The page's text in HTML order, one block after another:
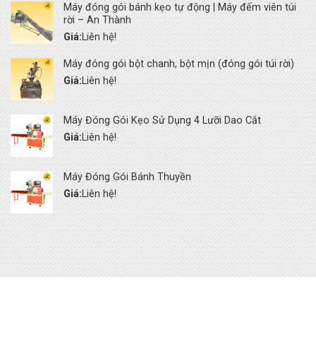
Máy đóng gói bánh kẹo tự động | Máy đếm viên túi
rời – An Thành
Giá:Liên hệ!
Máy đóng gói bột chanh, bột mịn (đóng gói túi rời)
Giá:Liên hệ!
Máy Đóng Gói Kẹo Sử Dụng 4 Lưỡi Dao Cắt
Giá:Liên hệ!
Máy Đóng Gói Bánh Thuyền
Giá:Liên hệ!